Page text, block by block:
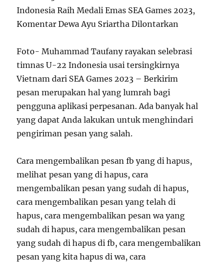
Indonesia Raih Medali Emas SEA Games 2023,
Komentar Dewa Ayu Sriartha Dilontarkan
Foto- Muhammad Taufany rayakan selebrasi
timnas U-22 Indonesia usai tersingkirnya
Vietnam dari SEA Games 2023 – Berkirim
pesan merupakan hal yang lumrah bagi
pengguna aplikasi perpesanan. Ada banyak hal
yang dapat Anda lakukan untuk menghindari
pengiriman pesan yang salah.
Cara mengembalikan pesan fb yang di hapus,
melihat pesan yang di hapus, cara
mengembalikan pesan yang sudah di hapus,
cara mengembalikan pesan yang telah di
hapus, cara mengembalikan pesan wa yang
sudah di hapus, cara mengembalikan pesan
yang sudah di hapus di fb, cara mengembalikan
pesan yang kita hapus di wa, cara